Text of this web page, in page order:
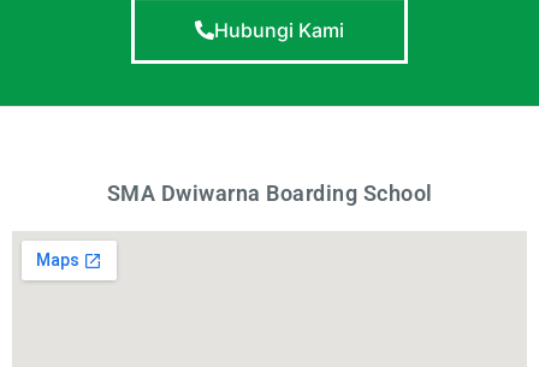
Hubungi Kami
SMA Dwiwarna Boarding School